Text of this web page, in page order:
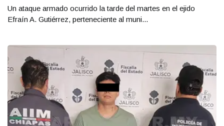
Un ataque armado ocurrido la tarde del martes en el ejido
Efraín A. Gutiérrez, perteneciente al muni...